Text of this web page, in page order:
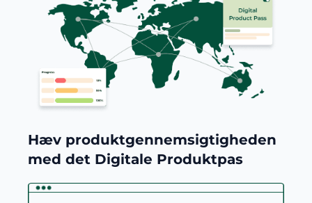
Hæv produktgennemsigtigheden
med det Digitale Produktpas